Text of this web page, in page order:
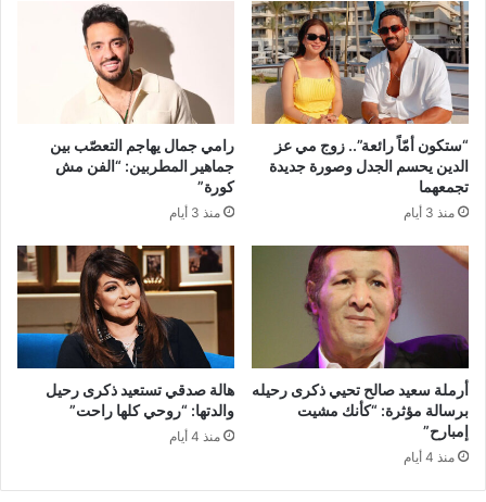
“ستكون أمّاً رائعة”.. زوج مي عز
الدين يحسم الجدل وصورة جديدة
تجمعهما
منذ 3 أيام
رامي جمال يهاجم التعصّب بين
جماهير المطربين: “الفن مش
كورة”
منذ 3 أيام
أرملة سعيد صالح تحيي ذكرى رحيله
برسالة مؤثرة: “كأنك مشيت
إمبارح”
منذ 4 أيام
هالة صدقي تستعيد ذكرى رحيل
والدتها: “روحي كلها راحت”
منذ 4 أيام